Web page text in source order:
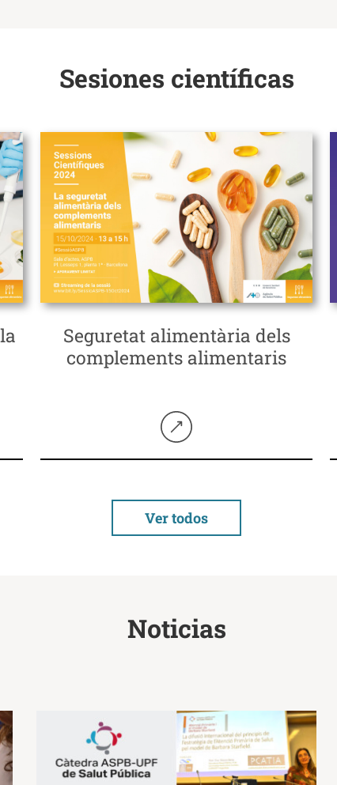
Sesiones científicas
Seguretat alimentària dels
complements alimentaris
Ver todos
Noticias